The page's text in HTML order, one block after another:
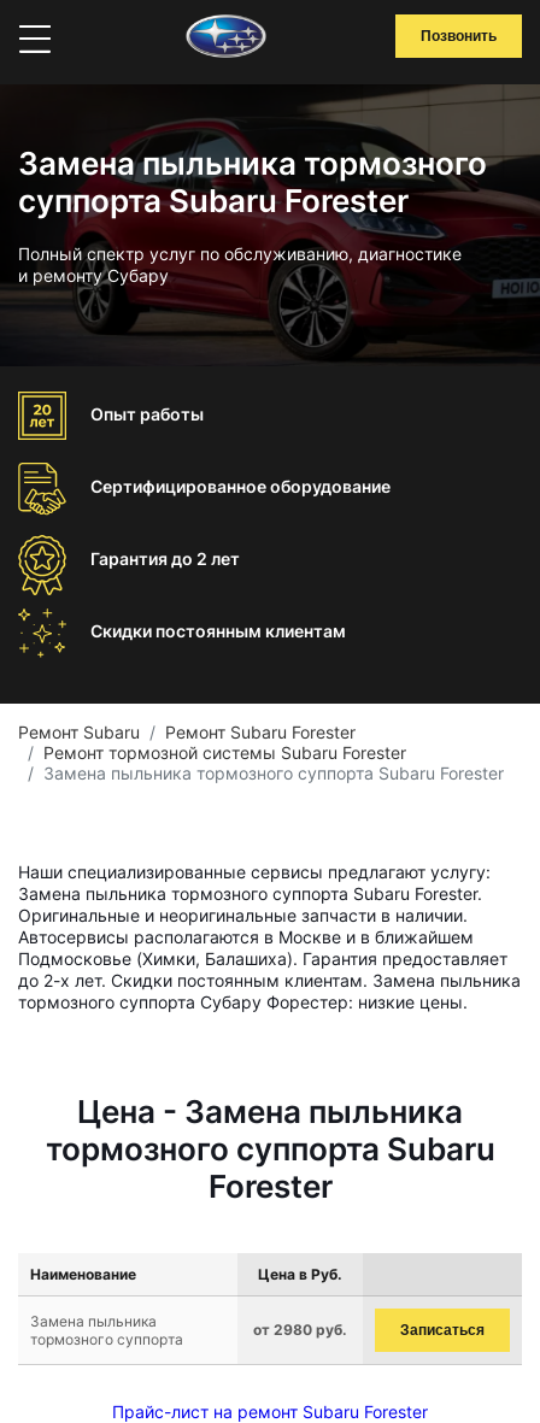
Позвонить
Замена пыльника тормозного
суппорта Subaru Forester
Полный спектр услуг по обслуживанию, диагностике
и ремонту Субару
Опыт работы
Сертифицированноеоборудование
Гарантиядо 2 лет
Скидки постоянным клиентам
Ремонт Subaru
Ремонт Subaru Forester
Ремонт тормозной системы Subaru Forester
Замена пыльника тормозного суппорта Subaru Forester
Наши специализированные сервисы предлагают услугу:
Замена пыльника тормозного суппорта Subaru Forester.
Оригинальные и неоригинальные запчасти в наличии.
Автосервисы располагаются в Москве и в ближайшем
Подмосковье (Химки, Балашиха). Гарантия предоставляет
до 2-х лет. Скидки постоянным клиентам. Замена пыльника
тормозного суппорта Субару Форестер: низкие цены.
Цена - Замена пыльника
тормозного суппорта Subaru
Forester
Наименование Цена в Руб.
Замена пыльника
тормозного суппорта
от 2980 руб. Записаться
Прайс-лист на ремонт Subaru Forester